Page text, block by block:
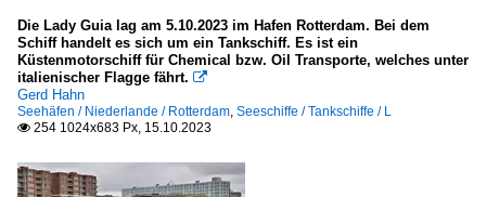
Die Lady Guia lag am 5.10.2023 im Hafen Rotterdam. Bei dem
Schiff handelt es sich um ein Tankschiff. Es ist ein
Küstenmotorschiff für Chemical bzw. Oil Transporte, welches unter
italienischer Flagge fährt. 
Gerd Hahn
Seehäfen / Niederlande / Rotterdam, Seeschiffe / Tankschiffe / L
 254 1024x683 Px, 15.10.2023